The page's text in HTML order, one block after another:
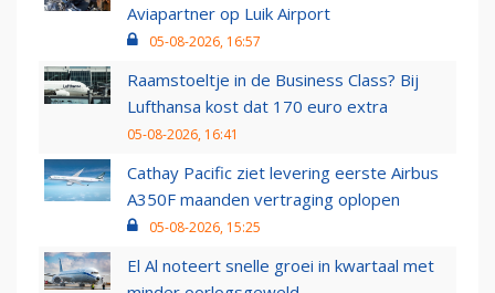
Aviapartner op Luik Airport
05-08-2026, 16:57
Raamstoeltje in de Business Class? Bij
Lufthansa kost dat 170 euro extra
05-08-2026, 16:41
Cathay Pacific ziet levering eerste Airbus
A350F maanden vertraging oplopen
05-08-2026, 15:25
El Al noteert snelle groei in kwartaal met